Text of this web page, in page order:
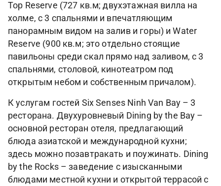
Top Reserve (727 кв.м; двухэтажная вилла на
холме, с 3 спальнями и впечатляющим
панорамным видом на залив и горы) и Water
Reserve (900 кв.м; это отдельно стоящие
павильоны среди скал прямо над заливом, с 3
спальнями, столовой, кинотеатром под
открытым небом и собственным причалом).
К услугам гостей Six Senses Ninh Van Bay – 3
ресторана. Двухуровневый Dining by the Bay –
основной ресторан отеля, предлагающий
блюда азиатской и международной кухни;
здесь можно позавтракать и поужинать. Dining
by the Rocks – заведение с изысканными
блюдами местной кухни и открытой террасой с